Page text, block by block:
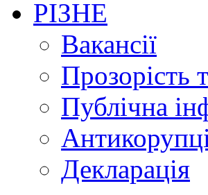
РІЗНЕ
Вакансії
Прозорість
Публічна
Декларація